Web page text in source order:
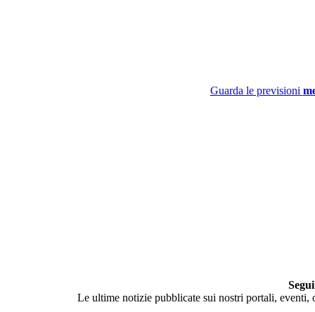
Guarda le previsioni
Le ultime notizie pubblicate sui nostri portali,